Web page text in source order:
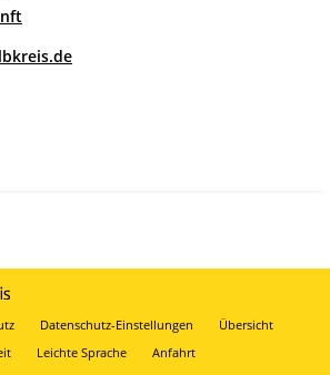
Datenschutz-Einstellungen
Übersicht
Leichte Sprache Anfahrt